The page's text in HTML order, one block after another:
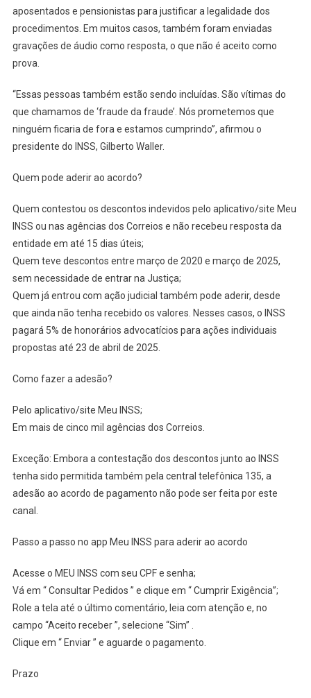
aposentados e pensionistas para justificar a legalidade dos
procedimentos. Em muitos casos, também foram enviadas
gravações de áudio como resposta, o que não é aceito como
prova.
“Essas pessoas também estão sendo incluídas. São vítimas do
que chamamos de ‘fraude da fraude’. Nós prometemos que
ninguém ficaria de fora e estamos cumprindo”, afirmou o
presidente do INSS, Gilberto Waller.
Quem pode aderir ao acordo?
Quem contestou os descontos indevidos pelo aplicativo/site Meu
INSS ou nas agências dos Correios e não recebeu resposta da
entidade em até 15 dias úteis;
Quem teve descontos entre março de 2020 e março de 2025,
sem necessidade de entrar na Justiça;
Quem já entrou com ação judicial também pode aderir, desde
que ainda não tenha recebido os valores. Nesses casos, o INSS
pagará 5% de honorários advocatícios para ações individuais
propostas até 23 de abril de 2025.
Como fazer a adesão?
Pelo aplicativo/site Meu INSS;
Em mais de cinco mil agências dos Correios.
Exceção: Embora a contestação dos descontos junto ao INSS
tenha sido permitida também pela central telefônica 135, a
adesão ao acordo de pagamento não pode ser feita por este
canal.
Passo a passo no app Meu INSS para aderir ao acordo
Acesse o MEU INSS com seu CPF e senha;
Vá em “ Consultar Pedidos ” e clique em “ Cumprir Exigência”;
Role a tela até o último comentário, leia com atenção e, no
campo “Aceito receber ”, selecione “Sim” .
Clique em “ Enviar ” e aguarde o pagamento.
Prazo